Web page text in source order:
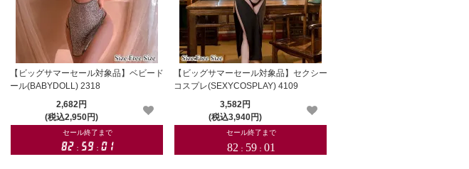
【ビッグサマーセール対象品】ベビード
ール(BABYDOLL) 2318
2,682円
(税込2,950円)
【ビッグサマーセール対象品】セクシー
コスプレ(SEXYCOSPLAY) 4109
3,582円
(税込3,940円)